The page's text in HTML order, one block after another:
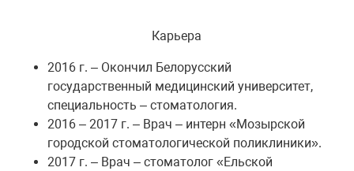
Карьера
2016 г. – Окончил Белорусский
государственный медицинский университет,
специальность – стоматология.
2016 – 2017 г. – Врач – интерн «Мозырской
городской стоматологической поликлиники».
2017 г. – Врач – стоматолог «Ельской